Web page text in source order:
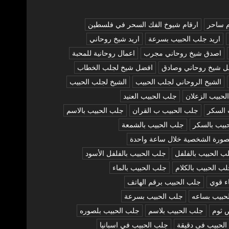
ساحر
ارقام شيوخ الفك السحر في فلسطين
اريد جلب الحبيب بسرعة
اريد شيخ روحاني
اصدق شيخ روحاني مجرب
اعمال روحانية للمحبة
شيخ روحاني وصادق
افضل شيخ لجلب الخطاب
الشيخ الروحاني لجلب الحبيب
الشيخ لجلب الحبيب
الزعلان
جلب الحبيب العنيد
جلب الحبيب ب القران
جلب الحبيب بالاسم
بالسكر
جلب الحبيب بالشمعة
الشخصية خلال ساعة واحدة
الحبيب بالفلفل
جلب الحبيب بالفلفل الأسود
الحبيب بالكلام
جلب الحبيب بالماء
قوي
جلب الحبيب برقم الهاتف
بساعه
جلب الحبيب بسرعة
ثوم
جلب الحبيب بلاسم
جلب الحبيب بلصوره
فى دقيقة
جلب الحبيب في اسبانيا